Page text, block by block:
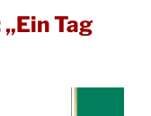
Tag